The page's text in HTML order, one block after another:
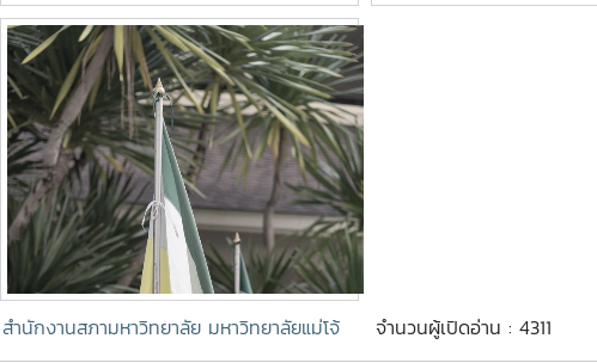
สำนักงานสภามหาวิทยาลัย มหาวิทยาลัยแม่โจ้ จำนวนผู้เปิดอ่าน : 4311